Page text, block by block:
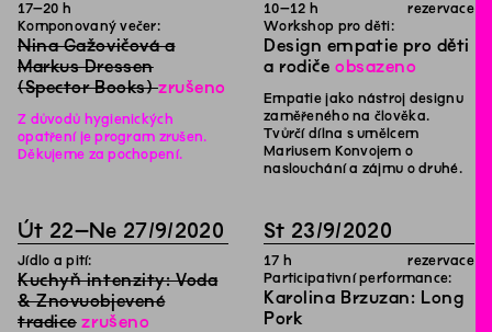
17–20 h
Komponovaný večer:
Nina Gažovičová a
Markus Dressen
(Spector Books)zrušeno
Z důvodů hygienických
opatření je program zrušen.
Děkujeme za pochopení.
10–12 h
rezervace
Workshop pro děti:
Design empatie pro děti
a rodiče obsazeno
Empatie jako nástroj designu
zaměřeného na člověka.
Tvůrčí dílna s umělcem
Mariusem Konvojem o
naslouchání a zájmu o druhé.
Út 22–Ne 27/9/2020
Jídlo a pití:
Kuchyň intenzity: Voda
& Znovuobjevené
tradicezrušeno
St 23/9/2020
17 h
rezervace
Participativní performance:
Karolina Brzuzan: Long
Pork